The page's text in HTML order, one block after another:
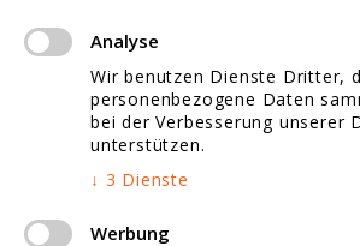
Tracking / Statistik
Website Redesign
Website Fotografie
Jobs
Analyse
Wir benutzen Dienste Dritter,
personenbezogene Daten
bei der Verbesserung unserer
unterstützen.
↓ 3 Dienste
Werbung